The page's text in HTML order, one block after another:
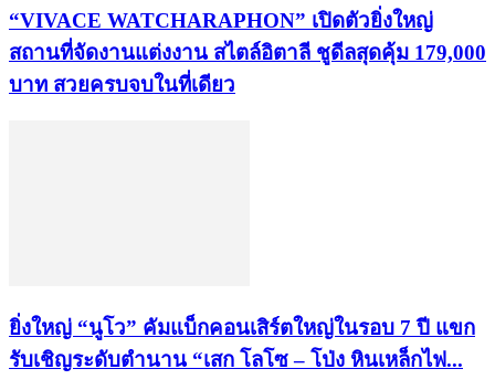
“VIVACE WATCHARAPHON” เปิดตัวยิ่งใหญ่
สถานที่จัดงานแต่งงาน สไตล์อิตาลี ชูดีลสุดคุ้ม 179,000
บาท สวยครบจบในที่เดียว
ยิ่งใหญ่ “นูโว” คัมแบ็กคอนเสิร์ตใหญ่ในรอบ 7 ปี แขก
รับเชิญระดับตำนาน “เสก โลโซ – โป่ง หินเหล็กไฟ...